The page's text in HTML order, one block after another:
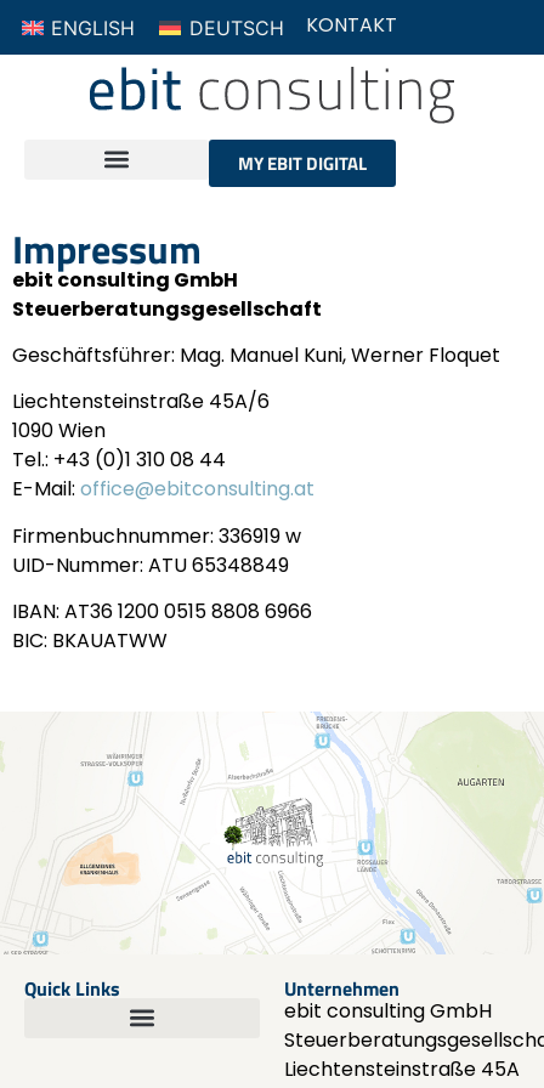
KONTAKT
ENGLISH DEUTSCH
MY EBIT DIGITAL
Impressum
ebit consulting GmbH
Steuerberatungsgesellschaft
Geschäftsführer: Mag. Manuel Kuni, Werner Floquet
Liechtensteinstraße 45A/6
1090 Wien
Tel.: +43 (0)1 310 08 44
E-Mail: office@ebitconsulting.at
Firmenbuchnummer: 336919 w
UID-Nummer: ATU 65348849
IBAN: AT36 1200 0515 8808 6966
BIC: BKAUATWW
Quick Links Unternehmen
ebit consulting GmbH
Liechtensteinstraße 45A